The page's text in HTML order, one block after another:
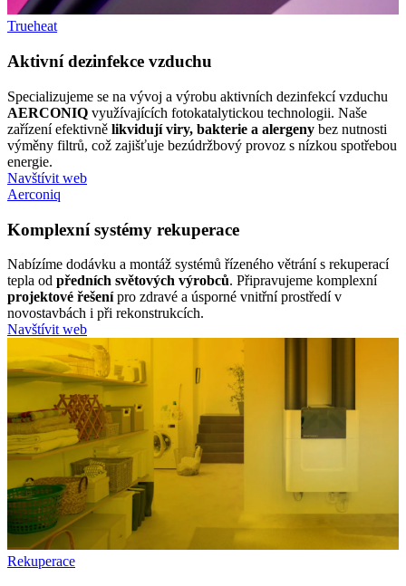
Trueheat
Aktivní dezinfekce vzduchu
Specializujeme se na vývoj a výrobu aktivních dezinfekcí vzduchu
AERCONIQ využívajících fotokatalytickou technologii. Naše
zařízení efektivně likvidují viry, bakterie a alergeny bez nutnosti
výměny filtrů, což zajišťuje bezúdržbový provoz s nízkou spotřebou
energie.
Navštívit web
Aerconiq
Komplexní systémy rekuperace
Nabízíme dodávku a montáž systémů řízeného větrání s rekuperací
tepla od předních světových výrobců. Připravujeme komplexní
projektové řešenípro zdravé a úsporné vnitřní prostředí v
novostavbách i při rekonstrukcích.
Navštívit web
Rekuperace